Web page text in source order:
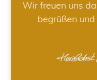
Wir freuen uns
begrüßen